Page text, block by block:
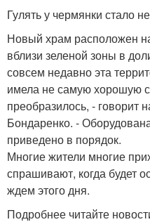
Гулять у чермянки стало
Новый храм расположен
вблизи зеленой зоны в
совсем недавно эта
имела не самую хорошую
преобразилось, - говорит
Бондаренко. -
приведено в порядок.
Многие жители многие
спрашивают, когда будет
ждем этого дня.
Подробнее читайте